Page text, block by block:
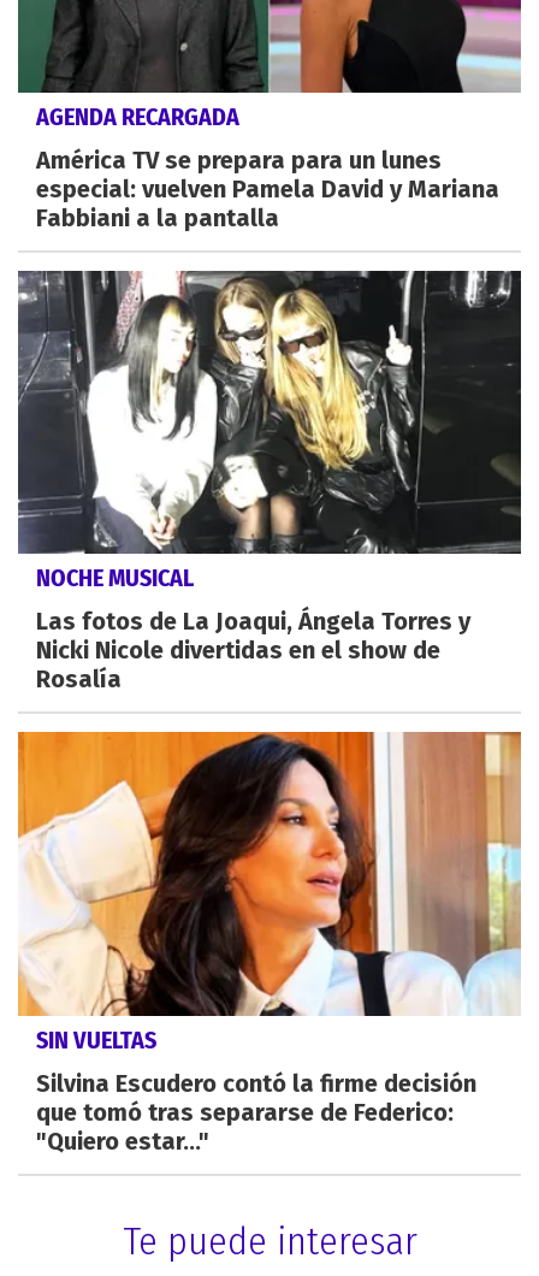
AGENDA RECARGADA
América TV se prepara para un lunes
especial: vuelven Pamela David y Mariana
Fabbiani a la pantalla
NOCHE MUSICAL
Las fotos de La Joaqui, Ángela Torres y
Nicki Nicole divertidas en el show de
Rosalía
SIN VUELTAS
Silvina Escudero contó la firme decisión
que tomó tras separarse de Federico:
"Quiero estar..."
Te puede interesar